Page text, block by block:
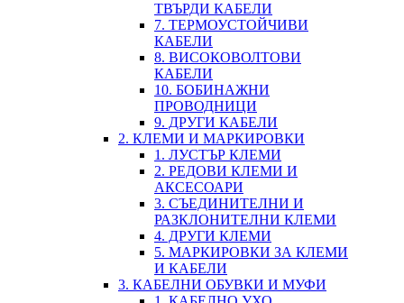
ТВЪРДИ КАБЕЛИ
7. ТЕРМОУСТОЙЧИВИ
КАБЕЛИ
8. ВИСОКОВОЛТОВИ
КАБЕЛИ
10. БОБИНАЖНИ
ПРОВОДНИЦИ
9. ДРУГИ КАБЕЛИ
2. КЛЕМИ И МАРКИРОВКИ
1. ЛУСТЪР КЛЕМИ
2. РЕДОВИ КЛЕМИ И
АКСЕСОАРИ
3. СЪЕДИНИТЕЛНИ И
РАЗКЛОНИТЕЛНИ КЛЕМИ
4. ДРУГИ КЛЕМИ
5. МАРКИРОВКИ ЗА КЛЕМИ
И КАБЕЛИ
3. КАБЕЛНИ ОБУВКИ И МУФИ